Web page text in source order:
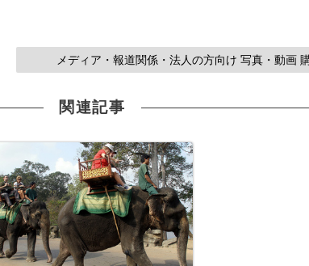
メディア・報道関係・法人の方向け 写真・動画
関連記事